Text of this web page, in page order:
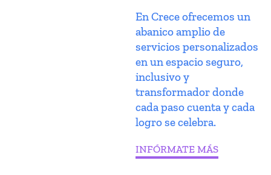
En Crece ofrecemos un
abanico amplio de
servicios personalizados
en un espacio seguro,
inclusivo y
transformador donde
cada paso cuenta y cada
logro se celebra.
INFÓRMATE MÁS